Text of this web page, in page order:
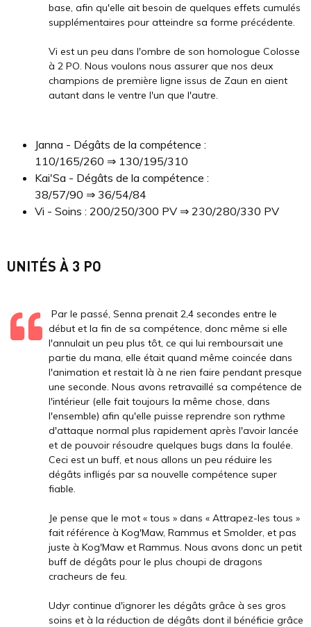
base, afin qu'elle ait besoin de quelques effets cumulés
supplémentaires pour atteindre sa forme précédente.
Vi est un peu dans l'ombre de son homologue Colosse
à 2 PO. Nous voulons nous assurer que nos deux
champions de première ligne issus de Zaun en aient
autant dans le ventre l'un que l'autre.
Janna - Dégâts de la compétence :
110/165/260 ⇒ 130/195/310
Kai'Sa - Dégâts de la compétence :
38/57/90 ⇒ 36/54/84
Vi - Soins : 200/250/300 PV ⇒ 230/280/330 PV
UNITÉS À 3 PO
Par le passé, Senna prenait 2,4 secondes entre le
début et la fin de sa compétence, donc même si elle
l'annulait un peu plus tôt, ce qui lui remboursait une
partie du mana, elle était quand même coincée dans
l'animation et restait là à ne rien faire pendant presque
une seconde. Nous avons retravaillé sa compétence de
l'intérieur (elle fait toujours la même chose, dans
l'ensemble) afin qu'elle puisse reprendre son rythme
d'attaque normal plus rapidement après l'avoir lancée
et de pouvoir résoudre quelques bugs dans la foulée.
Ceci est un buff, et nous allons un peu réduire les
dégâts infligés par sa nouvelle compétence super
fiable.
Je pense que le mot « tous » dans « Attrapez-les tous »
fait référence à Kog'Maw, Rammus et Smolder, et pas
juste à Kog'Maw et Rammus. Nous avons donc un petit
buff de dégâts pour le plus choupi de dragons
cracheurs de feu.
Udyr continue d'ignorer les dégâts grâce à ses gros
soins et à la réduction de dégâts dont il bénéficie grâce